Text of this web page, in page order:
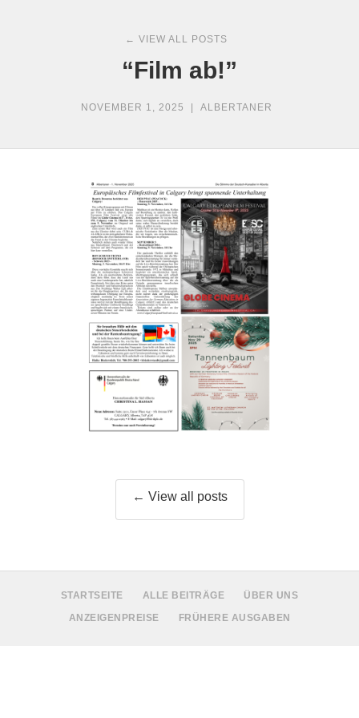
← VIEW ALL POSTS
“Film ab!”
NOVEMBER 1, 2025 ALBERTANER
← View all posts
STARTSEITE ALLE BEITRÄGE
ÜBER UNS
ANZEIGENPREISE
FRÜHERE AUSGABEN